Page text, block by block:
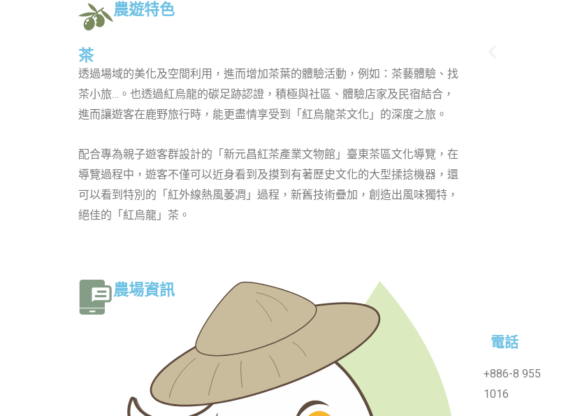
農遊特色
茶
透過場域的美化及空間利用，進而增加茶葉的體驗活動，例如：茶藝體驗、找
茶小旅…。也透過紅烏龍的碳足跡認證，積極與社區、體驗店家及民宿結合，
進而讓遊客在鹿野旅行時，能更盡情享受到「紅烏龍茶文化」的深度之旅。
配合專為親子遊客群設計的「新元昌紅茶產業文物館」臺東茶區文化導覽，在
導覽過程中，遊客不僅可以近身看到及摸到有著歷史文化的大型揉捻機器，還
可以看到特別的「紅外線熱風萎凋」過程，新舊技術疊加，創造出風味獨特，
絕佳的「紅烏龍」茶。
農場資訊
電話
+886-8 955
1016